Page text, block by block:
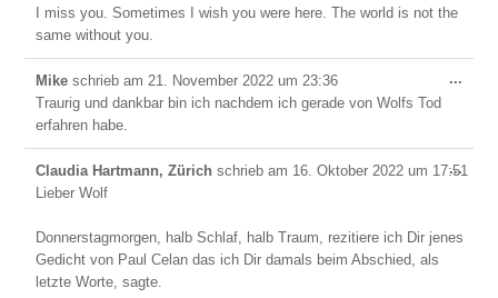
I miss you. Sometimes I wish you were here. The world is not the
same without you.
Mikeschrieb am 21. November 2022 um 23:36
Traurig und dankbar bin ich nachdem ich gerade von Wolfs Tod
erfahren habe.
...
Claudia Hartmann, Zürichschrieb am 16. Oktober 2022 um 17:51
Lieber Wolf
Donnerstagmorgen, halb Schlaf, halb Traum, rezitiere ich Dir jenes
Gedicht von Paul Celan das ich Dir damals beim Abschied, als
letzte Worte, sagte.
...Diese